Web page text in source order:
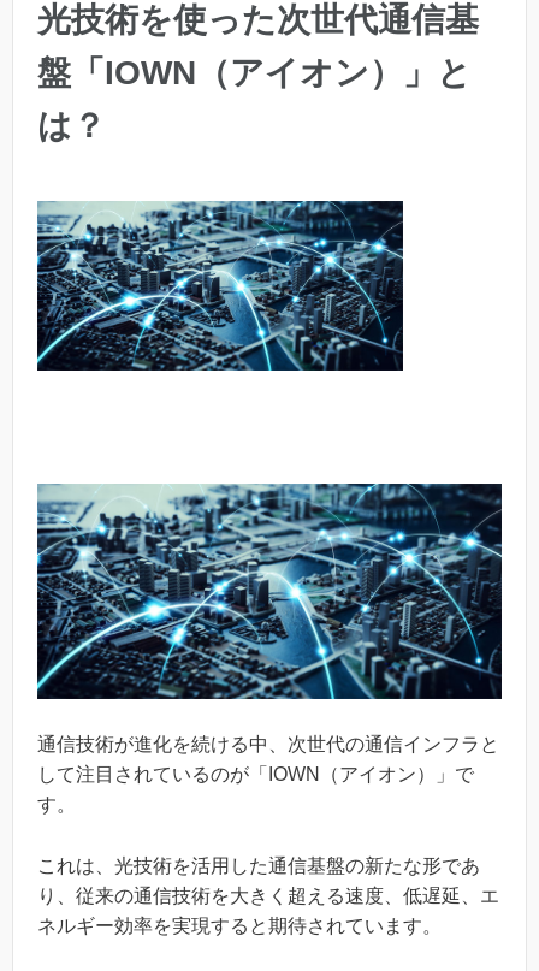
光技術を使った次世代通信基
盤「IOWN（アイオン）」と
は？
通信技術が進化を続ける中、次世代の通信インフラと
して注目されているのが「IOWN（アイオン）」で
す。
これは、光技術を活用した通信基盤の新たな形であ
り、従来の通信技術を大きく超える速度、低遅延、エ
ネルギー効率を実現すると期待されています。